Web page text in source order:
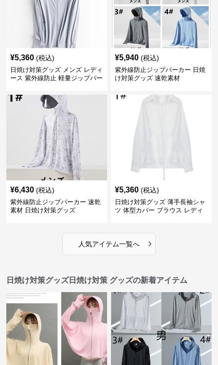
¥5,360 (税込)
日焼け対策グッズ メンズ レディ
ース 紫外線防止 軽量ジップパー
¥5,940 (税込)
紫外線防止ジップパーカー 日焼
け対策グッズ 速乾素材
¥6,430 (税込)
紫外線防止ジップパーカー 速乾
素材 日焼け対策グッズ
¥5,360 (税込)
日焼け対策グッズ 薄手長袖シャ
ツ 体型カバー ブラウス レディ
人気アイテム一覧へ ›
日焼け対策グッズ日焼け対策 グッズの新着アイテム